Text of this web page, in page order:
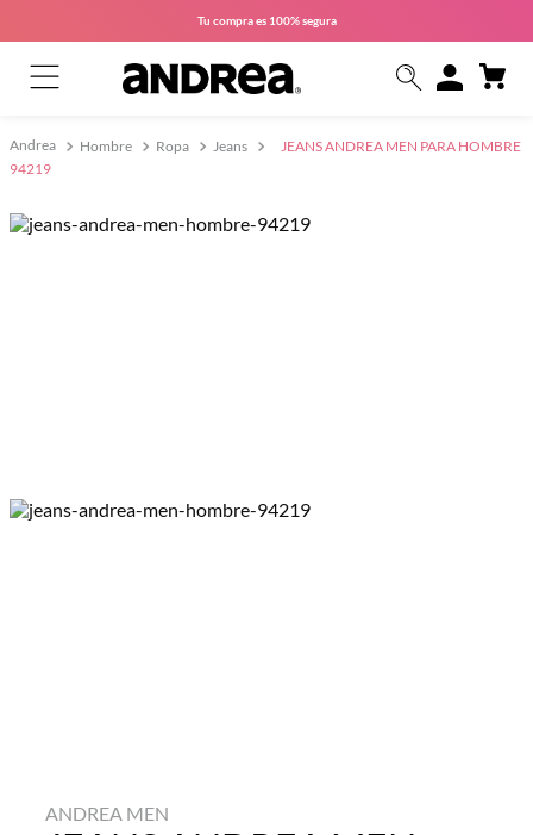
Tu compra es 100% segura
Hombre Ropa Jeans
JEANS ANDREA MEN PARA HOMBRE
94219
ANDREA MEN